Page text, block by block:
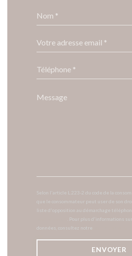
Selon l'article L.223-2 du code de la
que le consommateur peut user de son
liste d'opposition au démarchage
. Pour plus d'informations
données, consultez notre